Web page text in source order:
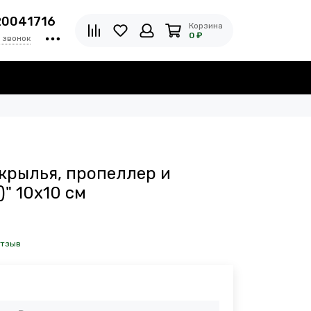
звонок
Корзина
0 ₽
пропеллер и
10x10 см